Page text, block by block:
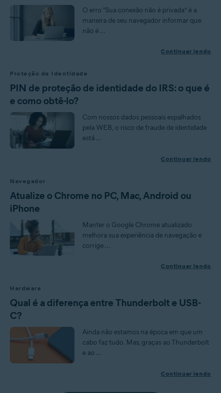
O erro “Sua conexão não é privada” é a
maneira de seu navegador informar que
não é ...
Continuar lendo
Proteção de Identidade
PIN de proteção de identidade do IRS: o que é
e como obtê-lo?
Com nossos dados pessoais espalhados
pela WEB, o risco de fraude de identidade
está ...
Continuar lendo
Navegador
Atualize o Chrome no PC, Mac, Android ou
iPhone
Manter o Google Chrome atualizado
melhora sua experiência de navegação e
corrige ...
Continuar lendo
Hardware
Qual é a diferença entre Thunderbolt e USB-
C?
Ainda não estamos na época em que um
cabo faz tudo. Mas, graças ao Thunderbolt
e ao ...
Continuar lendo